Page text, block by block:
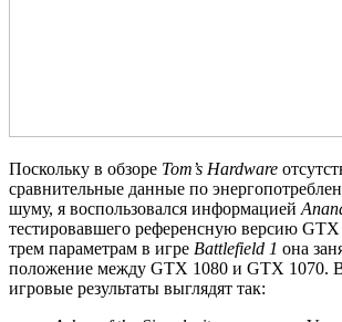
Поскольку в обзоре Tom’s Hardware
сравнительные данные по
шуму, я воспользовался информацией
тестировавшего референсную версию
трем параметрам в игре Battlefield 1 она
положение между GTX 1080 и GTX 1070.
игровые результаты выглядят так: